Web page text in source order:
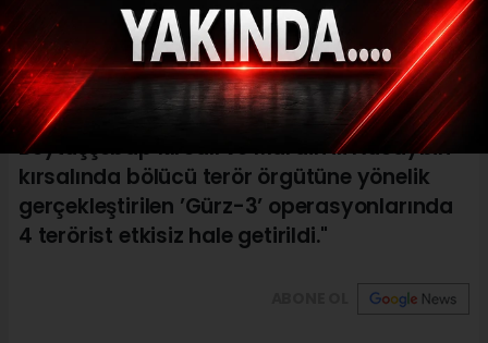
(İHA) - İhlas Haber Ajansı | 31.07.2024 - 19:02, Güncelleme: 31.07.2024
- 18:35
İçişleri Bakanı Yerlikaya: "Şırnak ili
Beytüşşebap kırsalı ve Mardin ili Nusaybin
kırsalında bölücü terör örgütüne yönelik
gerçekleştirilen ’Gürz-3’ operasyonlarında
4 terörist etkisiz hale getirildi."